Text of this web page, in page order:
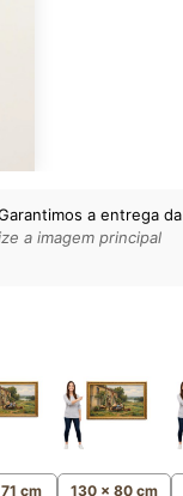
a entrega da
a imagem principal
cm 130 x 80 cm